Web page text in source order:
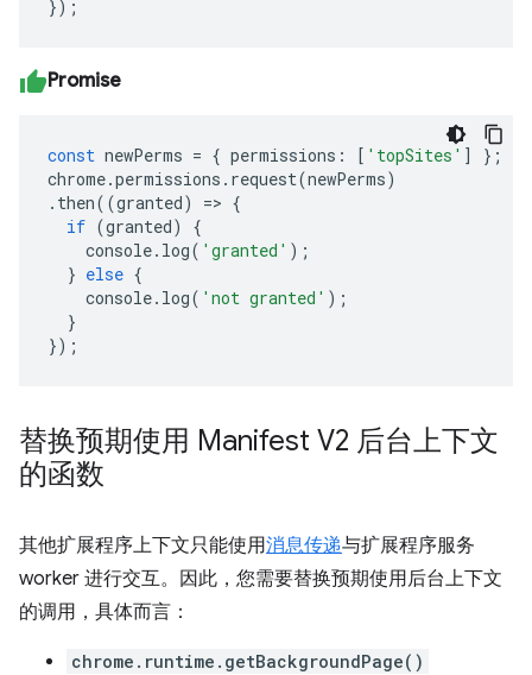
});
Promise
const newPerms = { permissions : [ 'topSites' ]
};
chrome.permissions . request(newPerms)
. then((granted) => {
if (granted)
{
console. log( 'granted' );
} else {
console. log( 'not granted' );
}
});
替换预期使用 Manifest V2 后台上下文
的函数
其他扩展程序上下文只能使用消息传递与扩展程序服务
worker 进行交互。因此，您需要替换预期使用后台上下文
的调用，具体而言：
chrome.runtime.getBackgroundPage()